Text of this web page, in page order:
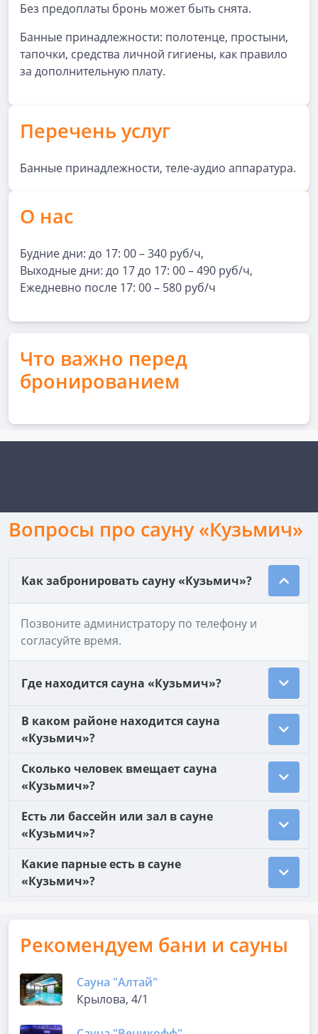
Без предоплаты бронь может быть снята.
Банные принадлежности: полотенце, простыни,
тапочки, средства личной гигиены, как правило
за дополнительную плату.
Перечень услуг
Банные принадлежности, теле-аудио аппаратура.
О нас
Будние дни: до 17: 00 – 340 руб/ч,
Выходные дни: до 17 до 17: 00 – 490 руб/ч,
Ежедневно после 17: 00 – 580 руб/ч
Что важно перед
бронированием
Вопросы про сауну «Кузьмич»
Как забронировать сауну «Кузьмич»?
Позвоните администратору по телефону и
согласуйте время.
Где находится сауна «Кузьмич»?
В каком районе находится сауна
«Кузьмич»?
Сколько человек вмещает сауна
«Кузьмич»?
Есть ли бассейн или зал в сауне
«Кузьмич»?
Какие парные есть в сауне
«Кузьмич»?
Рекомендуем бани и сауны
Сауна "Алтай"
Крылова, 4/1